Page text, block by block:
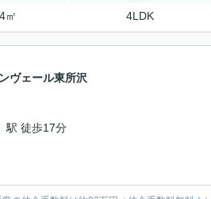
㎡ 4LDK
ヴェール東所沢
」駅 徒歩17分